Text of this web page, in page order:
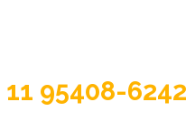
11 95408-6242